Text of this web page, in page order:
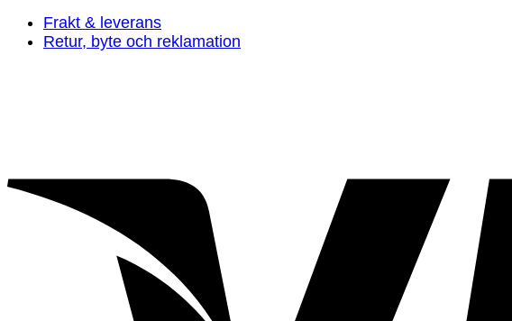
Frakt & leverans
Retur, byte och reklamation